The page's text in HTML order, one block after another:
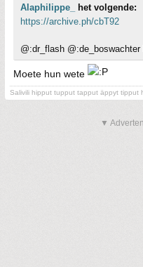
Alaphilippe_
het volgende:
https://archive.ph/cbT92
@:dr_flash
Moete hun wete
Salivili hipput tupput tapput äppyt tipput
▼